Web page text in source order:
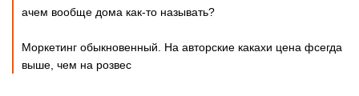
ачем вообще дома как-то называть?
Моркетинг обыкновенный. На авторские какахи цена фсегда
выше, чем на розвес